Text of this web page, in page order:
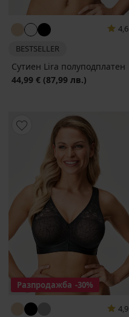
4,6
BESTSELLER
Сутиен Lira полуподплатен
44,99 € (87,99 лв.)
Разпродажба -30%
4,9